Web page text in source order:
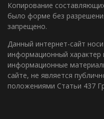
Копирование
было форме без
запрещено.
Данный интернет-сайт
информационный характер
информационные
сайте, не является
положениями Статьи 437